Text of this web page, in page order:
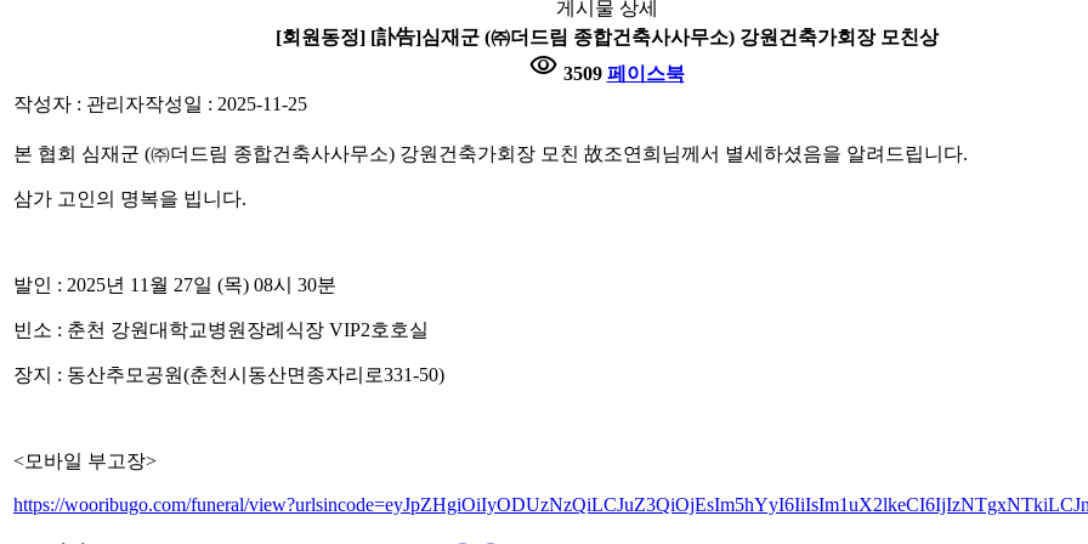
게시물 상세
[회원동정] [訃告]심재군 (㈜더드림 종합건축사사무소) 강원건축가회장 모친상
visibility 3509 페이스북
작성자 : 관리자작성일 : 2025-11-25
본 협회 심재군 (㈜더드림 종합건축사사무소) 강원건축가회장 모친 故조연희님께서 별세하셨음을 알려드립니다.
삼가 고인의 명복을 빕니다.
발인 : 2025년 11월 27일 (목) 08시 30분
빈소 : 춘천 강원대학교병원장례식장 VIP2호호실
장지 : 동산추모공원(춘천시동산면종자리로331-50)
<모바일 부고장>
https://wooribugo.com/funeral/